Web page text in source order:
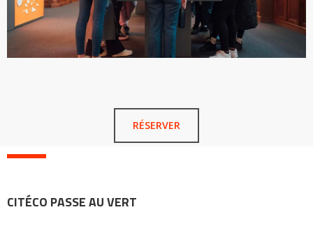
RÉSERVER
CITÉCO PASSE AU VERT